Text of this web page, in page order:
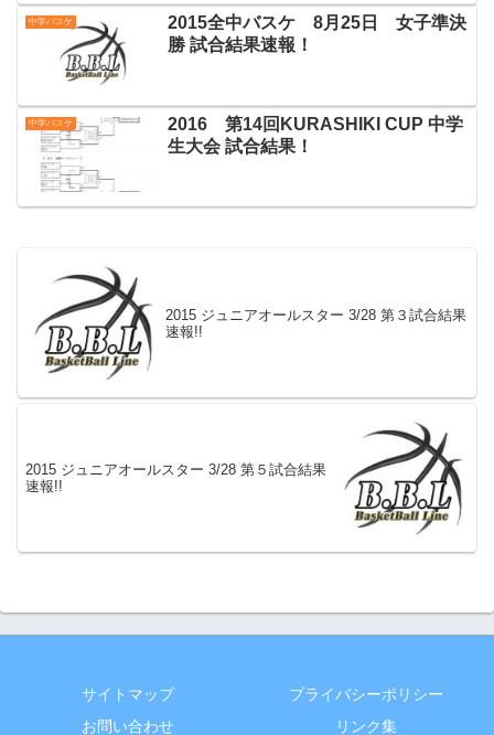
中学バスケ
2015全中バスケ 8月25日 女子準決
勝 試合結果速報！
中学バスケ
2016 第14回KURASHIKI CUP 中学
生大会 試合結果！
2015 ジュニアオールスター 3/28 第３試合結果
速報!!
2015 ジュニアオールスター 3/28 第５試合結果
速報!!
サイトマップ
プライバシーポリシー
お問い合わせ
リンク集